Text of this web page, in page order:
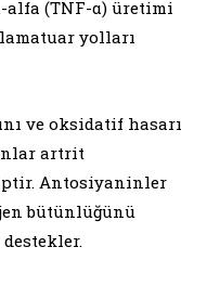
(TNF-α) üretimi
yolları
ve oksidatif hasarı
artrit
Antosiyaninler
bütünlüğünü